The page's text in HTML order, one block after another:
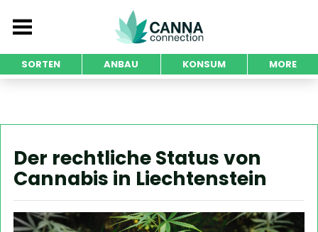
SORTEN ANBAU KONSUM MORE
Der rechtliche Status von
Cannabis in Liechtenstein